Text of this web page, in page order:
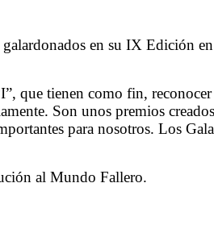
en su IX Edición
que tienen como fin,
Son unos premios
para nosotros. Los
al Mundo Fallero.